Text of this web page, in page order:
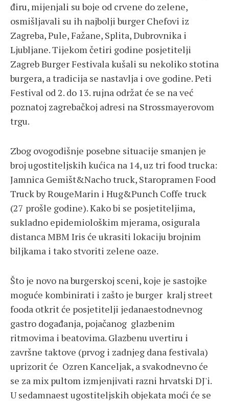
điru, mijenjali su boje od crvene do zelene,
osmišljavali su ih najbolji burger Chefovi iz
Zagreba, Pule, Fažane, Splita, Dubrovnika i
Ljubljane. Tijekom četiri godine posjetitelji
Zagreb Burger Festivala kušali su nekoliko stotina
burgera, a tradicija se nastavlja i ove godine. Peti
Festival od 2. do 13. rujna održat će se na već
poznatoj zagrebačkoj adresi na Strossmayerovom
trgu.
Zbog ovogodišnje posebne situacije smanjen je
broj ugostiteljskih kućica na 14, uz tri food trucka:
Jamnica Gemišt&Nacho truck, Staropramen Food
Truck by RougeMarin i Hug&Punch Coffe truck
(27 prošle godine). Kako bi se posjetiteljima,
sukladno epidemiološkim mjerama, osigurala
distanca MBM Iris će ukrasiti lokaciju brojnim
biljkama i tako stvoriti zelene oaze.
Što je novo na burgerskoj sceni, koje je sastojke
moguće kombinirati i zašto je burger kralj street
fooda otkrit će posjetitelji jedanaestodnevnog
gastro događanja, pojačanog glazbenim
ritmovima i beatovima. Glazbenu uvertiru i
završne taktove (prvog i zadnjeg dana festivala)
uprizorit će Ozren Kanceljak, a svakodnevno će
se za mix pultom izmjenjivati razni hrvatski DJ'i.
U sedamnaest ugostiteljskih objekata moći će se